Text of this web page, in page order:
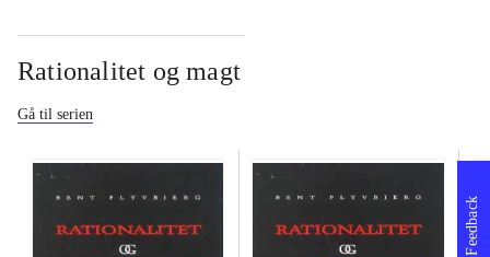
Rationalitet og magt
Gå til serien
Feedback